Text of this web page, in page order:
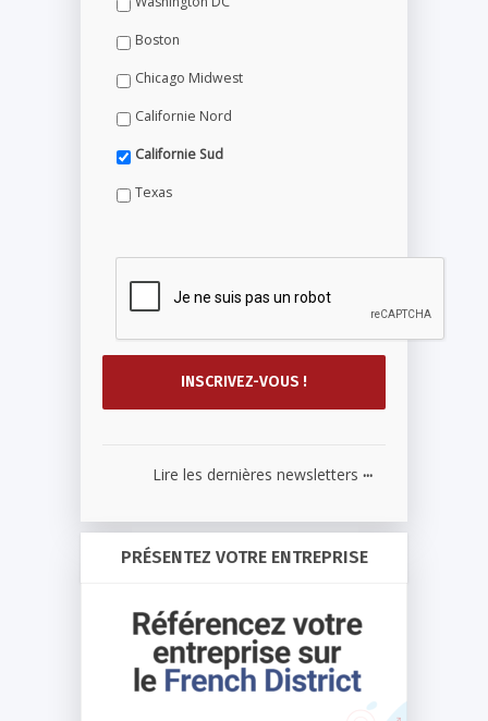
Boston
Chicago Midwest
Californie Nord
Californie Sud
Texas
Lire les dernières newsletters ...
PRÉSENTEZ VOTRE ENTREPRISE